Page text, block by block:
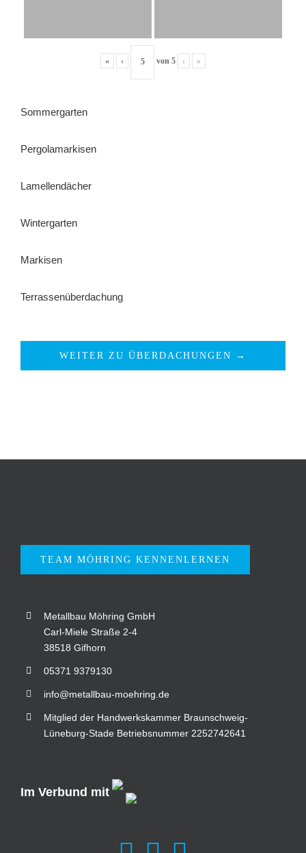
« ‹ von 5 › »
Sommergarten
Pergolamarkisen
Lamellendächer
Wintergarten
Markisen
Terrassenüberdachung
WEITER ZU ÜBERDACHUNGEN →
TEAM MÖHRING KENNENLERNEN
Metallbau Möhring GmbH
Carl-Miele Straße 2-4
38518 Gifhorn
05371 9379130
info@metallbau-moehring.de
Mitglied der Handwerkskammer Braunschweig-
Lüneburg-Stade Betriebsnummer 2252742641
Im Verbund mit